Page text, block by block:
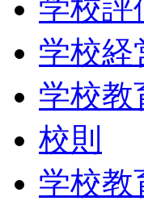
学校評
学校経
学校教
校則
学校教